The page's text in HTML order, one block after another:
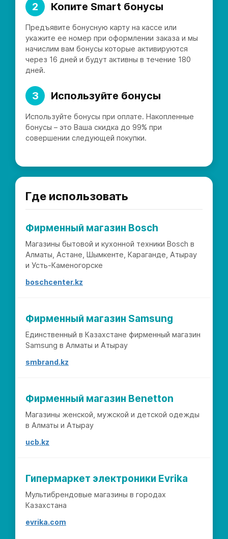
2 Копите Smart бонусы
Предъявите бонусную карту на кассе или
укажите ее номер при оформлении заказа и мы
начислим вам бонусы которые активируются
через 16 дней и будут активны в течение 180
дней.
3 Используйте бонусы
Используйте бонусы при оплате. Накопленные
бонусы – это Ваша скидка до 99% при
совершении следующей покупки.
Где использовать
Фирменный магазин Bosch
Магазины бытовой и кухонной техники Bosch в
Алматы, Астане, Шымкенте, Караганде, Атырау
и Усть-Каменогорске
boschcenter.kz
Фирменный магазин Samsung
Единственный в Казахстане фирменный магазин
Samsung в Алматы и Атырау
smbrand.kz
Фирменный магазин Benetton
Магазины женской, мужской и детской одежды
в Алматы и Атырау
ucb.kz
Гипермаркет электроники Evrika
Мультибрендовые магазины в городах
Казахстана
evrika.com